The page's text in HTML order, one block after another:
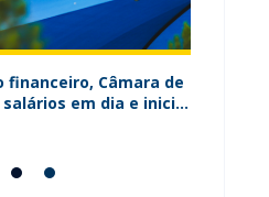
financeiro, Câmara de
em dia e inicia